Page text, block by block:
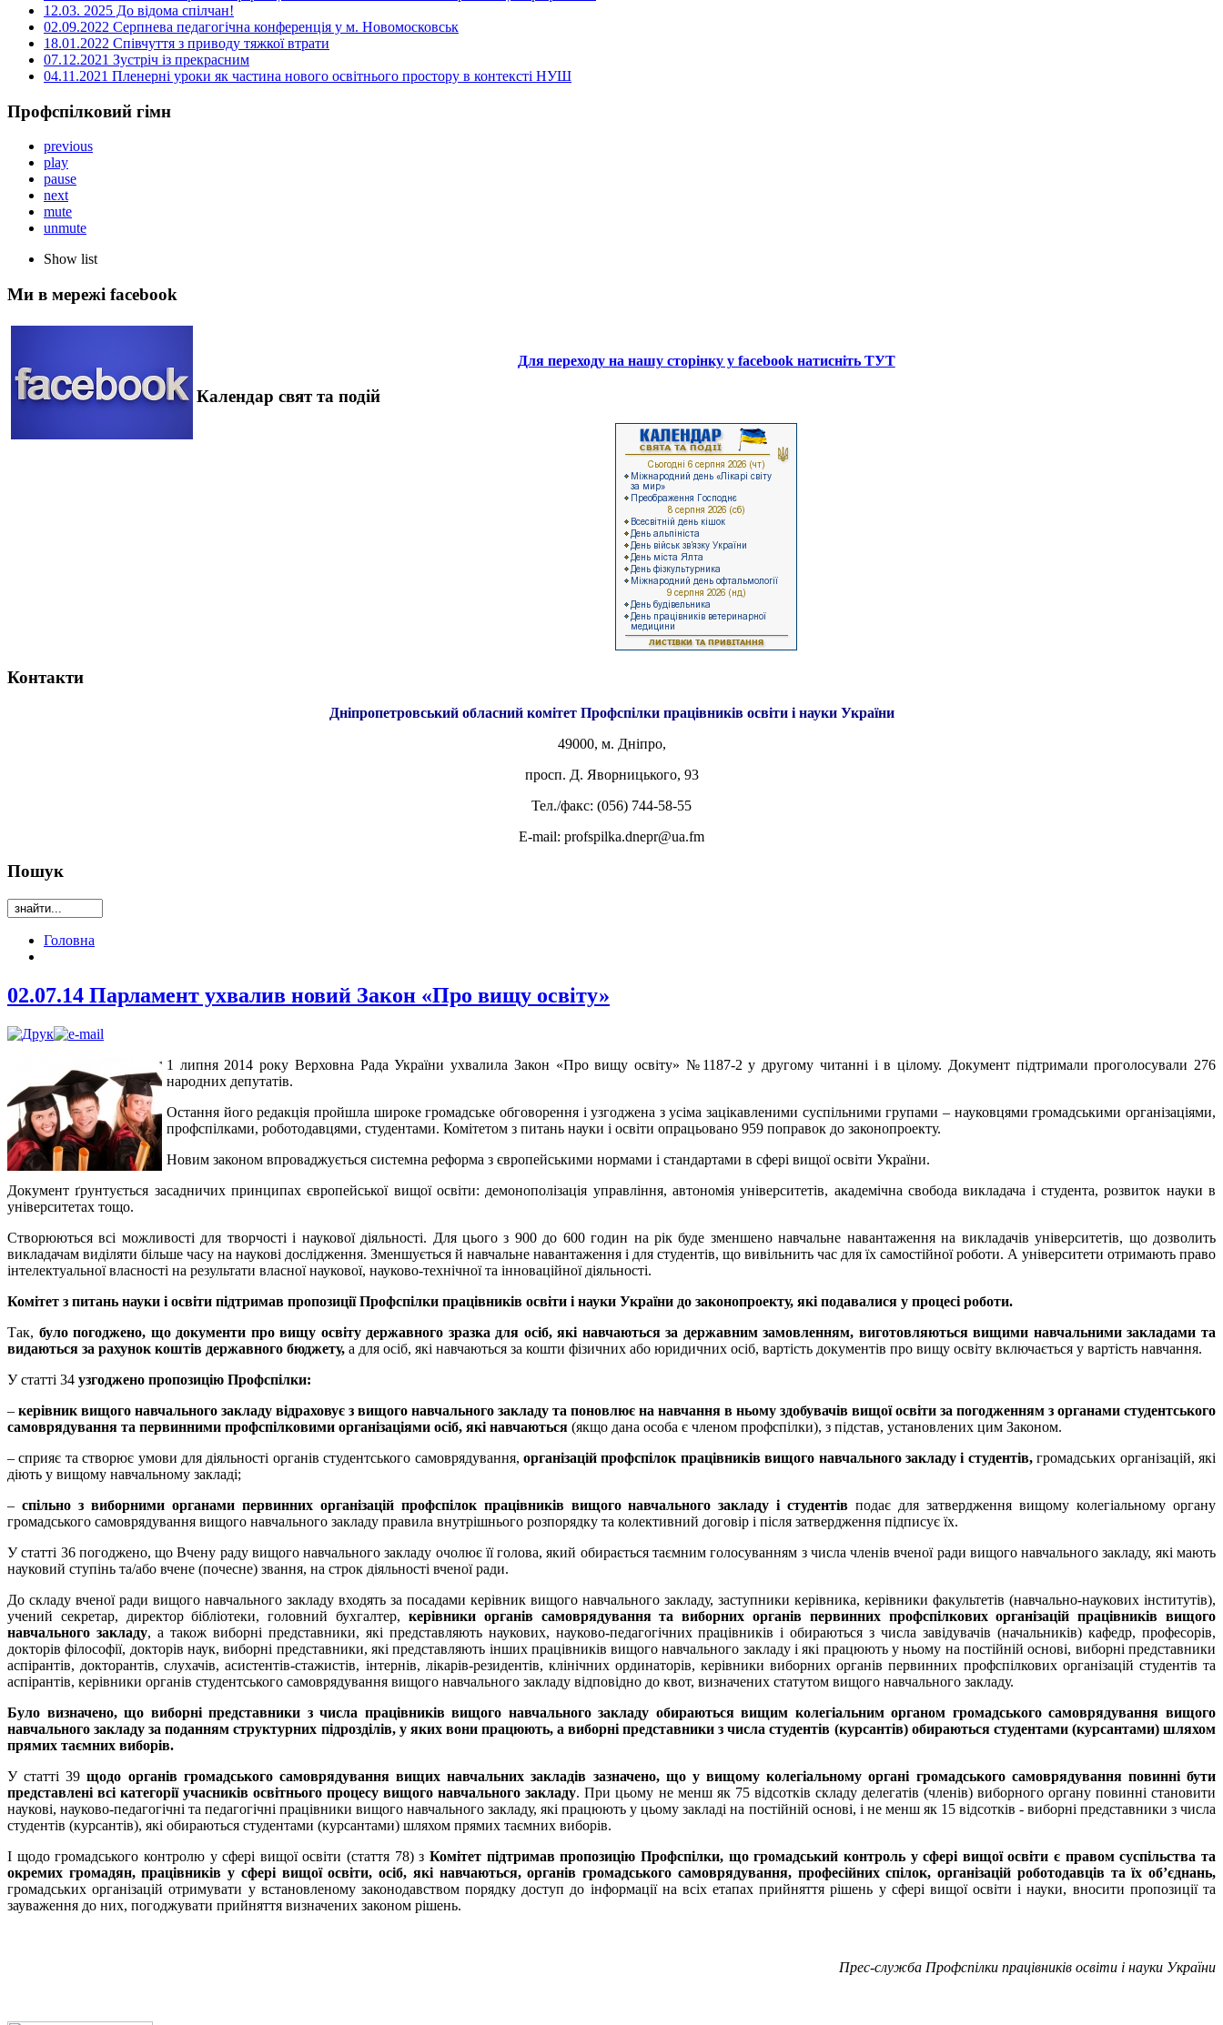
12.03. 2025 До відома спілчан!
02.09.2022 Серпнева педагогічна конференція у м. Новомосковськ
18.01.2022 Співчуття з приводу тяжкої втрати
07.12.2021 Зустріч із прекрасним
04.11.2021 Пленерні уроки як частина нового освітнього простору в контексті НУШ
Профспілковий гімн
previous
play
pause
next
mute
unmute
Show list
Ми в мережі facebook
Для переходу на нашу сторінку у facebook натисніть ТУТ
Календар свят та подій
Контакти
Дніпропетровський обласний комітет Профспілки працівників освіти і науки України
49000, м. Дніпро,
просп. Д. Яворницького, 93
Тел./факс: (056) 744-58-55
E-mail: profspilka.dnepr@ua.fm
Пошук
Головна
02.07.14 Парламент ухвалив новий Закон «Про вищу освіту»
1 липня 2014 року Верховна Рада України ухвалила Закон «Про вищу освіту» №1187-2 у другому читанні і в цілому. Документ підтримали проголосували 276
народних депутатів.
Остання його редакція пройшла широке громадське обговорення і узгоджена з усіма зацікавленими суспільними групами – науковцями громадськими організаціями,
профспілками, роботодавцями, студентами. Комітетом з питань науки і освіти опрацьовано 959 поправок до законопроекту.
Новим законом впроваджується системна реформа з європейськими нормами і стандартами в сфері вищої освіти України.
Документ ґрунтується засадничих принципах європейської вищої освіти: демонополізація управління, автономія університетів, академічна свобода викладача і студента, розвиток науки в
університетах тощо.
Створюються всі можливості для творчості і наукової діяльності. Для цього з 900 до 600 годин на рік буде зменшено навчальне навантаження на викладачів університетів, що дозволить
викладачам виділяти більше часу на наукові дослідження. Зменшується й навчальне навантаження і для студентів, що вивільнить час для їх самостійної роботи. А університети отримають право
інтелектуальної власності на результати власної наукової, науково-технічної та інноваційної діяльності.
Комітет з питань науки і освіти підтримав пропозиції Профспілки працівників освіти і науки України до законопроекту, які подавалися у процесі роботи.
Так, було погоджено, що документи про вищу освіту державного зразка для осіб, які навчаються за державним замовленням, виготовляються вищими навчальними закладами та
видаються за рахунок коштів державного бюджету, а для осіб, які навчаються за кошти фізичних або юридичних осіб, вартість документів про вищу освіту включається у вартість навчання.
У статті 34 узгоджено пропозицію Профспілки:
– керівник вищого навчального закладу відраховує з вищого навчального закладу та поновлює на навчання в ньому здобувачів вищої освіти за погодженням з органами студентського
самоврядування та первинними профспілковими організаціями осіб, які навчаються (якщо дана особа є членом профспілки), з підстав, установлених цим Законом.
– сприяє та створює умови для діяльності органів студентського самоврядування, організацій профспілок працівників вищого навчального закладу і студентів,громадських організацій, які
діють у вищому навчальному закладі;
– спільно з виборними органами первинних організацій профспілок працівників вищого навчального закладу і студентів подає для затвердження вищому колегіальному органу
громадського самоврядування вищого навчального закладу правила внутрішнього розпорядку та колективний договір і після затвердження підписує їх.
У статті 36 погоджено, що Вчену раду вищого навчального закладу очолює її голова, який обирається таємним голосуванням з числа членів вченої ради вищого навчального закладу, які мають
науковий ступінь та/або вчене (почесне) звання, на строк діяльності вченої ради.
До складу вченої ради вищого навчального закладу входять за посадами керівник вищого навчального закладу, заступники керівника, керівники факультетів (навчально-наукових інститутів),
учений секретар, директор бібліотеки, головний бухгалтер, керівники органів самоврядування та виборних органів первинних профспілкових організацій працівників вищого
навчального закладу, а також виборні представники, які представляють наукових, науково-педагогічних працівників і обираються з числа завідувачів (начальників) кафедр, професорів,
докторів філософії, докторів наук, виборні представники, які представляють інших працівників вищого навчального закладу і які працюють у ньому на постійній основі, виборні представники
аспірантів, докторантів, слухачів, асистентів-стажистів, інтернів, лікарів-резидентів, клінічних ординаторів, керівники виборних органів первинних профспілкових організацій студентів та
аспірантів, керівники органів студентського самоврядування вищого навчального закладу відповідно до квот, визначених статутом вищого навчального закладу.
Було визначено, що виборні представники з числа працівників вищого навчального закладу обираються вищим колегіальним органом громадського самоврядування вищого
навчального закладу за поданням структурних підрозділів, у яких вони працюють, а виборні представники з числа студентів (курсантів) обираються студентами (курсантами) шляхом
прямих таємних виборів.
У статті 39щодо органів громадського самоврядування вищих навчальних закладів зазначено, що у вищому колегіальному органі громадського самоврядування повинні бути
представлені всі категорії учасників освітнього процесу вищого навчального закладу. При цьому не менш як 75 відсотків складу делегатів (членів) виборного органу повинні становити
наукові, науково-педагогічні та педагогічні працівники вищого навчального закладу, які працюють у цьому закладі на постійній основі, і не менш як 15 відсотків - виборні представники з числа
студентів (курсантів), які обираються студентами (курсантами) шляхом прямих таємних виборів.
І щодо громадського контролю у сфері вищої освіти (стаття 78) з Комітет підтримав пропозицію Профспілки, що громадський контроль у сфері вищої освіти є правом суспільства та
окремих громадян, працівників у сфері вищої освіти, осіб, які навчаються, органів громадського самоврядування, професійних спілок, організацій роботодавців та їх об’єднань,
громадських організацій отримувати у встановленому законодавством порядку доступ до інформації на всіх етапах прийняття рішень у сфері вищої освіти і науки, вносити пропозиції та
зауваження до них, погоджувати прийняття визначених законом рішень.
Прес-служба Профспілки працівників освіти і науки України